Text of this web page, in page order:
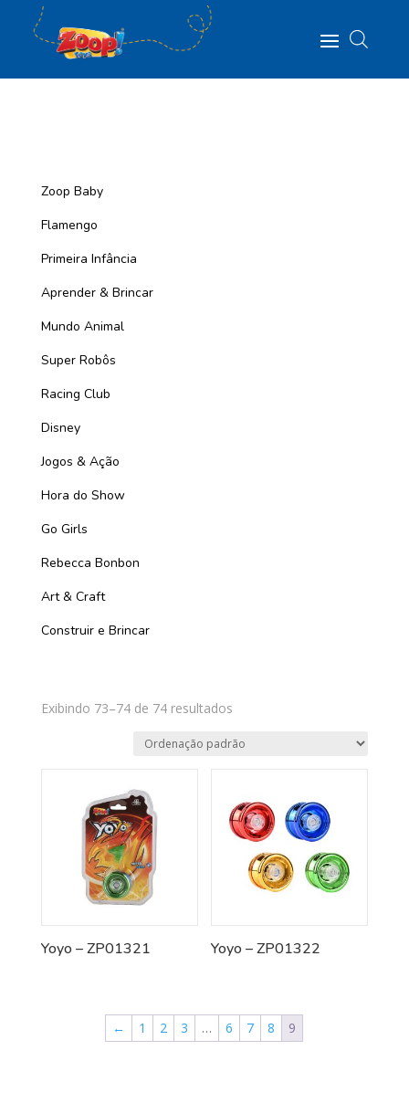
Zoop Baby
Flamengo
Primeira Infância
Aprender & Brincar
Mundo Animal
Super Robôs
Racing Club
Disney
Jogos & Ação
Hora do Show
Go Girls
Rebecca Bonbon
Art & Craft
Construir e Brincar
Exibindo 73–74 de 74 resultados
Yoyo – ZP01321 Yoyo – ZP01322
← 1 2 3 … 6 7 8 9